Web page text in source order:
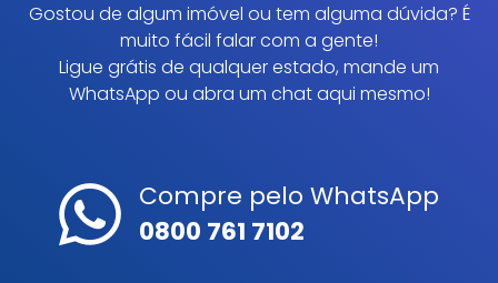
Gostou de algum imóvel ou tem alguma dúvida? É
muito fácil falar com a gente!
Ligue grátis de qualquer estado, mande um
WhatsApp ou abra um chat aqui mesmo!
Compre pelo WhatsApp
0800 761 7102